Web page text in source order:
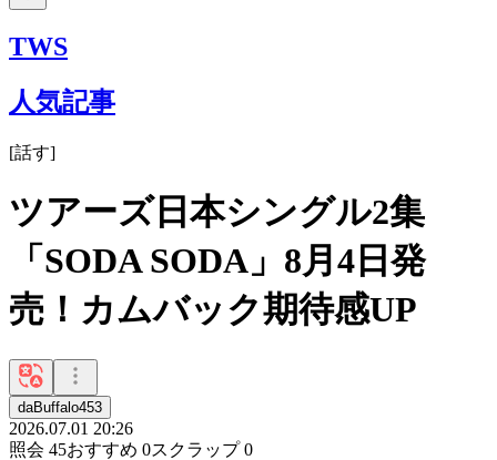
TWS
人気記事
[話す]
ツアーズ日本シングル2集
「SODA SODA」8月4日発
売！カムバック期待感UP
daBuffalo453
2026.07.01 20:26
照会 45おすすめ 0スクラップ 0